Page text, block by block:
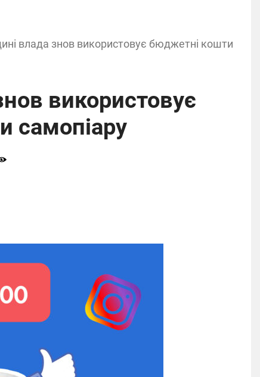
влада знов використовує бюджетні кошти
використовує
самопіару